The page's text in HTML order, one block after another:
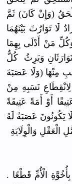
(وَإِنْ كَانَ) ثَمَّ
لَا تَوَارُثَ بَيْنَهُمَا
مَنْ أَدْلَى بِهِمَا
وَيَرِثُ كُلٌّ
مِنْهَا (وَلَا عَصَبَةَ
لِانْقِطَاعِ نَسَبِهِ مِنْ
أَوْ أَمَةً عَتِيقَةً
يَكُونُونَ عَصَبَةً لَهُ
وَالْوِلَايَةِ
بِأُخُوَّةِ الْأُمِّ قَطْعًا .